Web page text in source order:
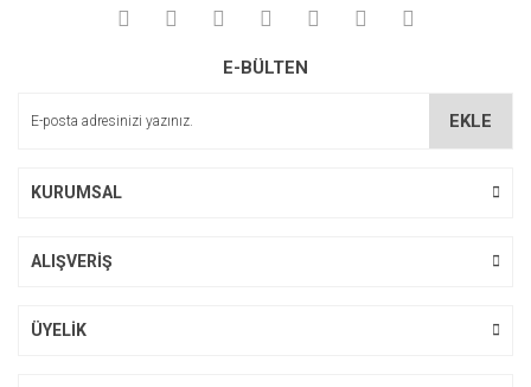
E-BÜLTEN
EKLE
KURUMSAL
ALIŞVERİŞ
ÜYELİK